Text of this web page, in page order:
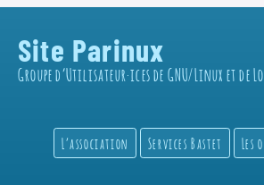
Site Parinux
Groupe d’Utilisateur·ices de GNU/Linux et de
L’association Services Bastet Les